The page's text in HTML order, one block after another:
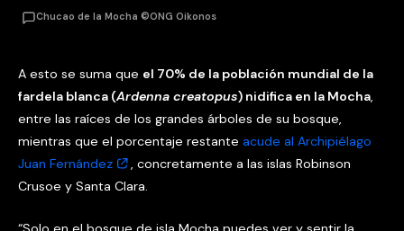
Chucao de la Mocha ©ONG Oikonos
A esto se suma que el 70% de la población mundial de la
fardela blanca (Ardenna creatopus) nidifica en la Mocha
entre las raíces de los grandes árboles de su bosque,
mientras que el porcentaje restante acude al Archipiélago
Juan Fernández
, concretamente a las islas Robinson
Crusoe y Santa Clara.